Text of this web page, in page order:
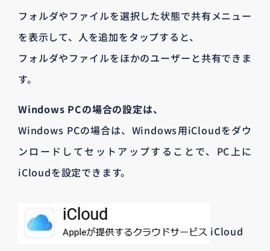
フォルダやファイルを選択した状態で共有メニュー
を表示して、人を追加をタップすると、
フォルダやファイルをほかのユーザーと共有できま
す。
Windows PCの場合の設定は、
Windows PCの場合は、Windows用iCloudをダウ
ンロードしてセットアップすることで、PC上に
iCloudを設定できます。
iCloud